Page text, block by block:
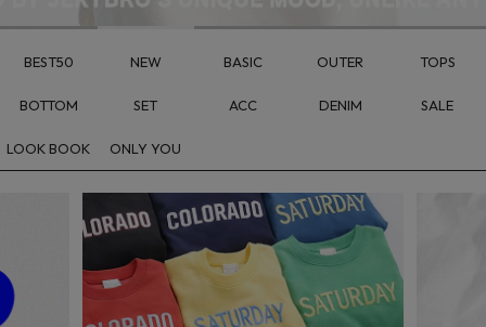
BEST50 NEW BASIC OUTER TOPS
BOTTOM SET ACC DENIM SALE
LOOK BOOK ONLY YOU